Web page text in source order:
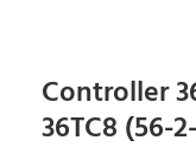
Controller
36TC8 (56-